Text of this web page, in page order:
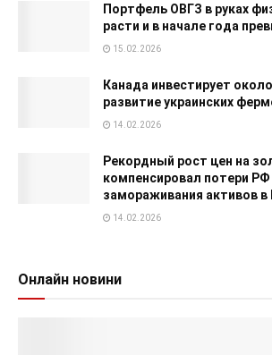
Портфель ОВГЗ в руках
расти и в начале года
15.02.2026
Канада инвестирует
развитие украинских
14.02.2026
Рекордный рост цен на
компенсировал потери РФ
замораживания активов в
14.02.2026
Онлайн новини